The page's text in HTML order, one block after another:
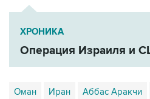
ХРОНИКА
Операция Израиля и
Оман Иран Аббас Аракчи